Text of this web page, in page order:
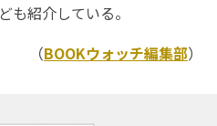
ども紹介している。
（BOOKウォッチ編集部）